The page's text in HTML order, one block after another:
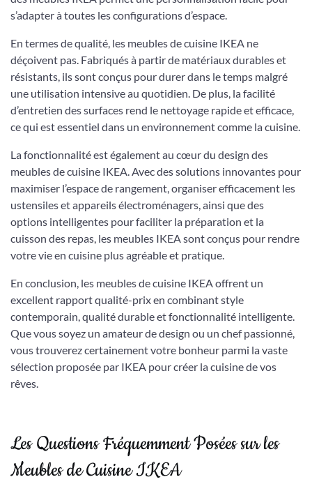
s’adapter à toutes les configurations d’espace.
En termes de qualité, les meubles de cuisine IKEA ne
déçoivent pas. Fabriqués à partir de matériaux durables et
résistants, ils sont conçus pour durer dans le temps malgré
une utilisation intensive au quotidien. De plus, la facilité
d’entretien des surfaces rend le nettoyage rapide et efficace,
ce qui est essentiel dans un environnement comme la cuisine.
La fonctionnalité est également au cœur du design des
meubles de cuisine IKEA. Avec des solutions innovantes pour
maximiser l’espace de rangement, organiser efficacement les
ustensiles et appareils électroménagers, ainsi que des
options intelligentes pour faciliter la préparation et la
cuisson des repas, les meubles IKEA sont conçus pour rendre
votre vie en cuisine plus agréable et pratique.
En conclusion, les meubles de cuisine IKEA offrent un
excellent rapport qualité-prix en combinant style
contemporain, qualité durable et fonctionnalité intelligente.
Que vous soyez un amateur de design ou un chef passionné,
vous trouverez certainement votre bonheur parmi la vaste
sélection proposée par IKEA pour créer la cuisine de vos
rêves.
Les Questions Fréquemment Posées sur les
Meubles de Cuisine IKEA